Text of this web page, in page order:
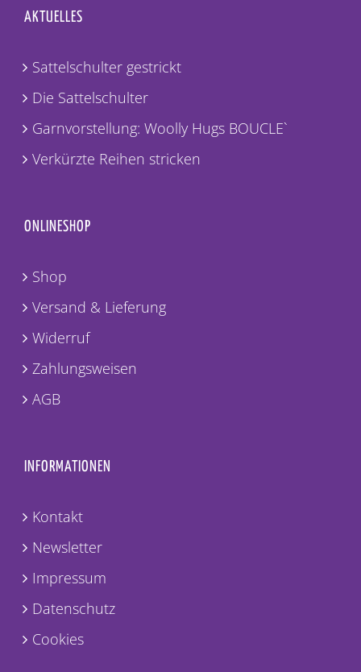
AKTUELLES
Sattelschulter gestrickt
Die Sattelschulter
Garnvorstellung: Woolly Hugs BOUCLE`
Verkürzte Reihen stricken
ONLINESHOP
Shop
Versand & Lieferung
Widerruf
Zahlungsweisen
AGB
INFORMATIONEN
Kontakt
Newsletter
Impressum
Datenschutz
Cookies